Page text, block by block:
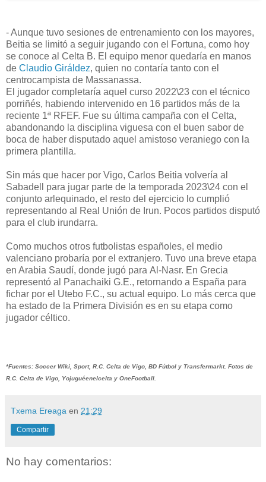
- Aunque tuvo sesiones de entrenamiento con los mayores,
Beitia se limitó a seguir jugando con el Fortuna, como hoy
se conoce al Celta B. El equipo menor quedaría en manos
de Claudio Giráldez, quien no contaría tanto con el
centrocampista de Massanassa.
El jugador completaría aquel curso 2022\23 con el técnico
porriñés, habiendo intervenido en 16 partidos más de la
reciente 1ª RFEF. Fue su última campaña con el Celta,
abandonando la disciplina viguesa con el buen sabor de
boca de haber disputado aquel amistoso veraniego con la
primera plantilla.
Sin más que hacer por Vigo, Carlos Beitia volvería al
Sabadell para jugar parte de la temporada 2023\24 con el
conjunto arlequinado, el resto del ejercicio lo cumplió
representando al Real Unión de Irun. Pocos partidos disputó
para el club irundarra.
Como muchos otros futbolistas españoles, el medio
valenciano probaría por el extranjero. Tuvo una breve etapa
en Arabia Saudí, donde jugó para Al-Nasr. En Grecia
representó al Panachaiki G.E., retornando a España para
fichar por el Utebo F.C., su actual equipo. Lo más cerca que
ha estado de la Primera División es en su etapa como
jugador céltico.
*Fuentes: Soccer Wiki, Sport, R.C. Celta de Vigo, BD Fútbol y Transfermarkt. Fotos de
R.C. Celta de Vigo, Yojuguéenelcelta y OneFootball.
Txema Ereaga en 21:29
Compartir
No hay comentarios: